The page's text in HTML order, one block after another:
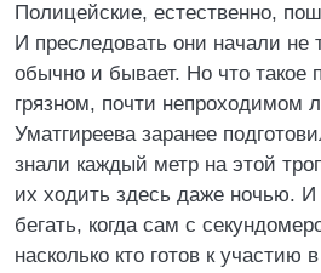
Полицейские, естественно,
И преследовать они начали не
обычно и бывает. Но что такое
грязном, почти непроходимом
Уматгиреева заранее
знали каждый метр на этой
их ходить здесь даже ночью. И
бегать, когда сам с
насколько кто готов к участию